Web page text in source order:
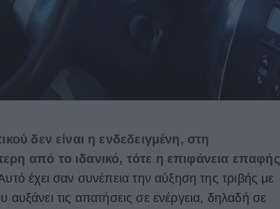
δεν είναι η ενδεδειγμένη, στη
από το ιδανικό, τότε η επιφάνεια επαφής
έχει σαν συνέπεια την αύξηση της τριβής με
τις απατήσεις σε ενέργεια, δηλαδή σε